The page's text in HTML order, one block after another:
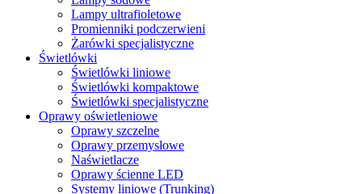
Lampy ultrafioletowe
Promienniki podczerwieni
Żarówki specjalistyczne
Świetlówki
Świetlówki liniowe
Świetlówki kompaktowe
Świetlówki specjalistyczne
Oprawy oświetleniowe
Oprawy szczelne
Oprawy przemysłowe
Naświetlacze
Oprawy ścienne LED
Systemy liniowe (Trunking)